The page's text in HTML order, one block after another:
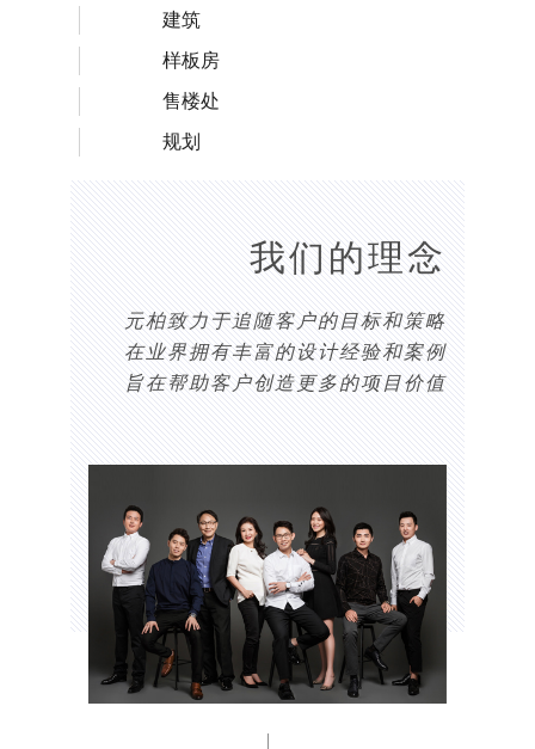
建筑
样板房
售楼处
规划
我们的理念
元柏致力于追随客户的目标和策略
在业界拥有丰富的设计经验和案例
旨在帮助客户创造更多的项目价值